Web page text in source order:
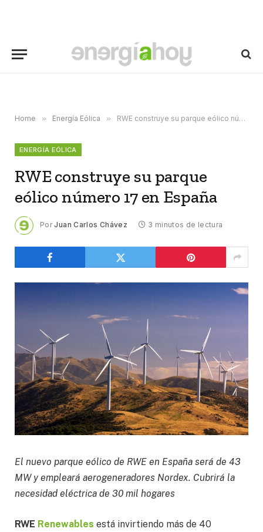
Home » Energía Eólica » RWE construye su parque eólico número 17 en España
ENERGÍA EÓLICA
RWE construye su parque
eólico número 17 en España
Por Juan Carlos Chávez 3 minutos de lectura
El nuevo parque eólico de RWE en España será de 43
MW y empleará aerogeneradores Nordex. Cubrirá la
necesidad eléctrica de 30 mil hogares
RWE Renewables está invirtiendo más de 40